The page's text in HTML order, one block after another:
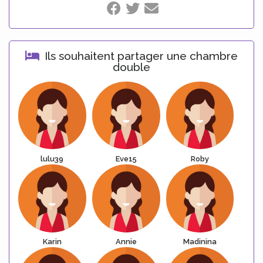
Ils souhaitent partager une chambre
double
lulu39 Eve15 Roby
Karin Annie Madinina